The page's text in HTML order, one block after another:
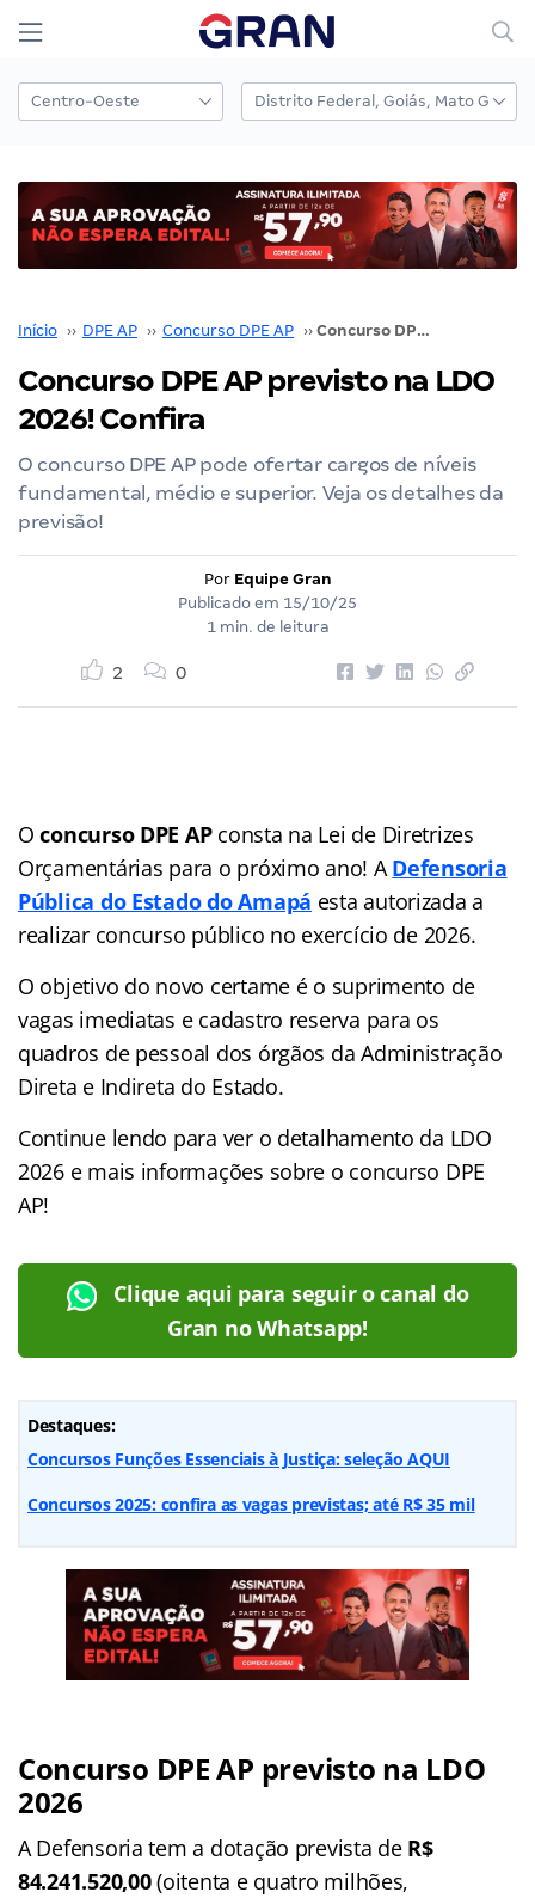
Início ›› DPE AP ›› Concurso DPE AP ›› Concurso DPE AP previsto na LDO 2026! Confira
Concurso DPE AP previsto na LDO
2026! Confira
O concurso DPE AP pode ofertar cargos de níveis
fundamental, médio e superior. Veja os detalhes da
previsão!
Por Equipe Gran
Publicado em 15/10/25
1 min. de leitura
2 0
Oconcurso DPE AP consta na Lei de Diretrizes
Orçamentárias para o próximo ano! ADefensoria
Pública do Estado do Amapá esta autorizada a
realizar concurso público no exercício de 2026.
O objetivo do novo certame é o suprimento de
vagas imediatas e cadastro reserva para os
quadros de pessoal dos órgãos da Administração
Direta e Indireta do Estado.
Continue lendo para ver o detalhamento da LDO
2026 e mais informações sobre o concurso DPE
AP!
Clique aqui para seguir o canal do
Gran no Whatsapp!
Destaques:
Concursos Funções Essenciais à Justiça: seleção AQUI
Concursos 2025: confira as vagas previstas; até R$ 35 mil
Concurso DPE AP previsto na LDO
2026
A Defensoria tem a dotação prevista deR$
84.241.520,00(oitenta e quatro milhões,